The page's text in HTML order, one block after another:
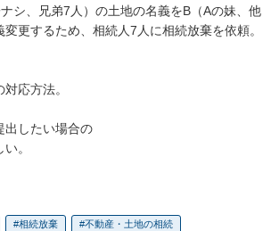
シ、兄弟7人）の土地の名義をB（Aの妹、他
更するため、相続人7人に相続放棄を依頼。
応方法。
出したい場合の
。
相続放棄 不動産・土地の相続